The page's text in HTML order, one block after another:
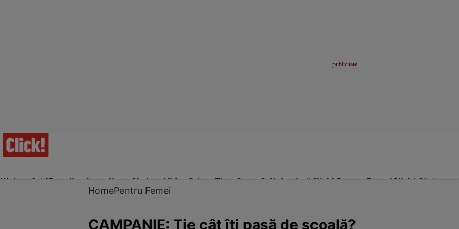
Ultima Oră!Trending Actualitate Vedete Video Prime Time SportStil de viațăClick! Pentru FemeiClick! Sănătate
HomePentru Femei
CAMPANIE: Ţie cât îţi pasă de şcoală?